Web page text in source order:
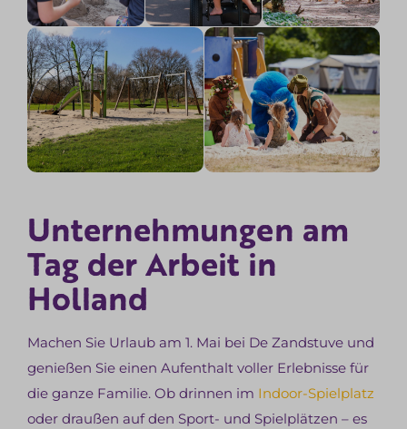
Unternehmungen am
Tag der Arbeit in
Holland
Machen Sie Urlaub am 1. Mai bei De Zandstuve und
genießen Sie einen Aufenthalt voller Erlebnisse für
die ganze Familie. Ob drinnen im Indoor-Spielplatz
oder draußen auf den Sport- und Spielplätzen – es